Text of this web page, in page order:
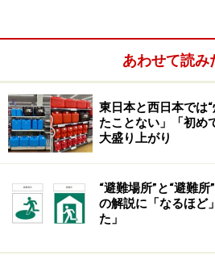
発生しやすく、その速度は
のすごいスピードです。あわせて読み
東日本と西日本では
たことない」「初め
大盛り上がり
“避難場所”と“避難
の解説に「なるほど
た」